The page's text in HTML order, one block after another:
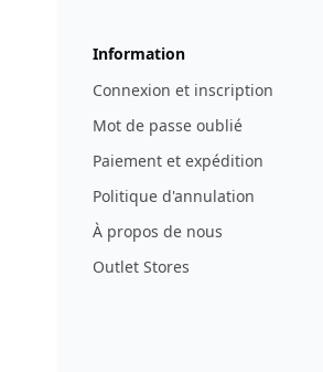
Information
Connexion et inscription
Mot de passe oublié
Paiement et expédition
Politique d'annulation
À propos de nous
Outlet Stores